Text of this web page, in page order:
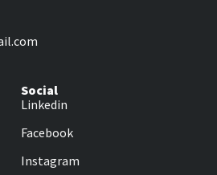
Social
Linkedin
Facebook
Instagram